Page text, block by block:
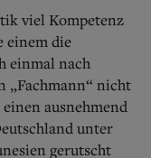
viel Kompetenz
einem die
einmal nach
„Fachmann“ nicht
ausnehmend
unter
gerutscht